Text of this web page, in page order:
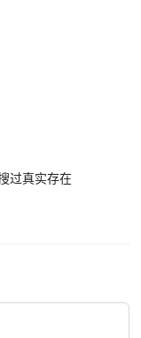
过真实存在